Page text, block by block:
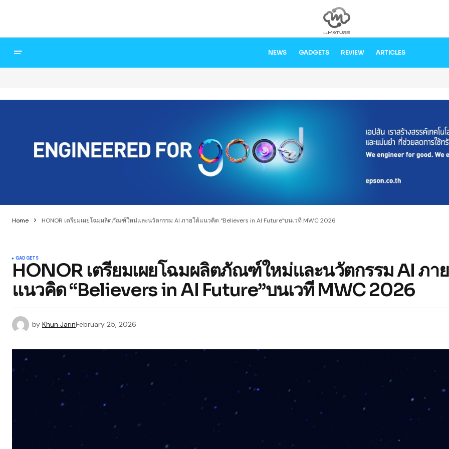
NEWS GADGETS REVIEW ARTICLES
Home HONOR เตรียมเผยโฉมผลิตภัณฑ์ใหม่และนวัตกรรม AI ภายใต้แนวคิด “Believers in AI Future”บนเวที MWC 2026
GADGETS
HONOR เตรียมเผยโฉมผลิตภัณฑ์ใหม่และนวัตกรรม AI ภา
แนวคิด “Believers in AI Future”บนเวที MWC 2026
by Khun JarinFebruary 25, 2026